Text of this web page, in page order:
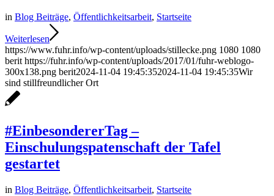
in Blog Beiträge, Öffentlichkeitsarbeit, Startseite
Weiterlesen
https://www.fuhr.info/wp-content/uploads/stillecke.png 1080 1080
berit https://fuhr.info/wp-content/uploads/2017/01/fuhr-weblogo-
300x138.png berit2024-11-04 19:45:352024-11-04 19:45:35Wir
sind stillfreundlicher Ort
#EinbesondererTag –
Einschulungspatenschaft der Tafel
gestartet
in Blog Beiträge, Öffentlichkeitsarbeit, Startseite